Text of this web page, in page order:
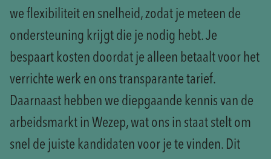
we flexibiliteit en snelheid, zodat je meteen de
ondersteuning krijgt die je nodig hebt. Je
bespaart kosten doordat je alleen betaalt voor het
verrichte werk en ons transparante tarief.
Daarnaast hebben we diepgaande kennis van de
arbeidsmarkt in Wezep, wat ons in staat stelt om
snel de juiste kandidaten voor je te vinden. Dit